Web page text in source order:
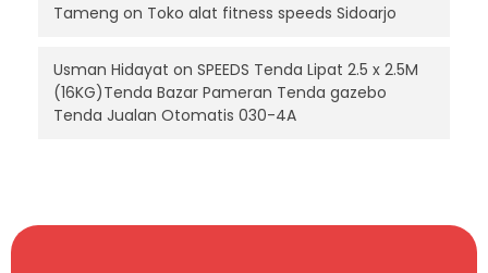
Tameng on Toko alat fitness speeds Sidoarjo
Usman Hidayat on SPEEDS Tenda Lipat 2.5 x 2.5M
(16KG)Tenda Bazar Pameran Tenda gazebo
Tenda Jualan Otomatis 030-4A